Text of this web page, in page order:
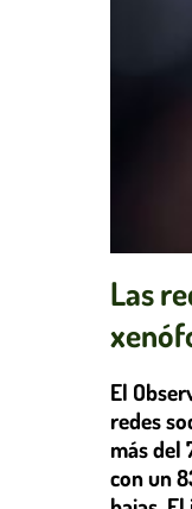
Las
El
redes
más del
con un